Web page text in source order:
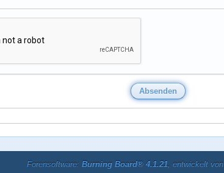
Forensoftware: Burning Board® 4.1.21, entwickelt von